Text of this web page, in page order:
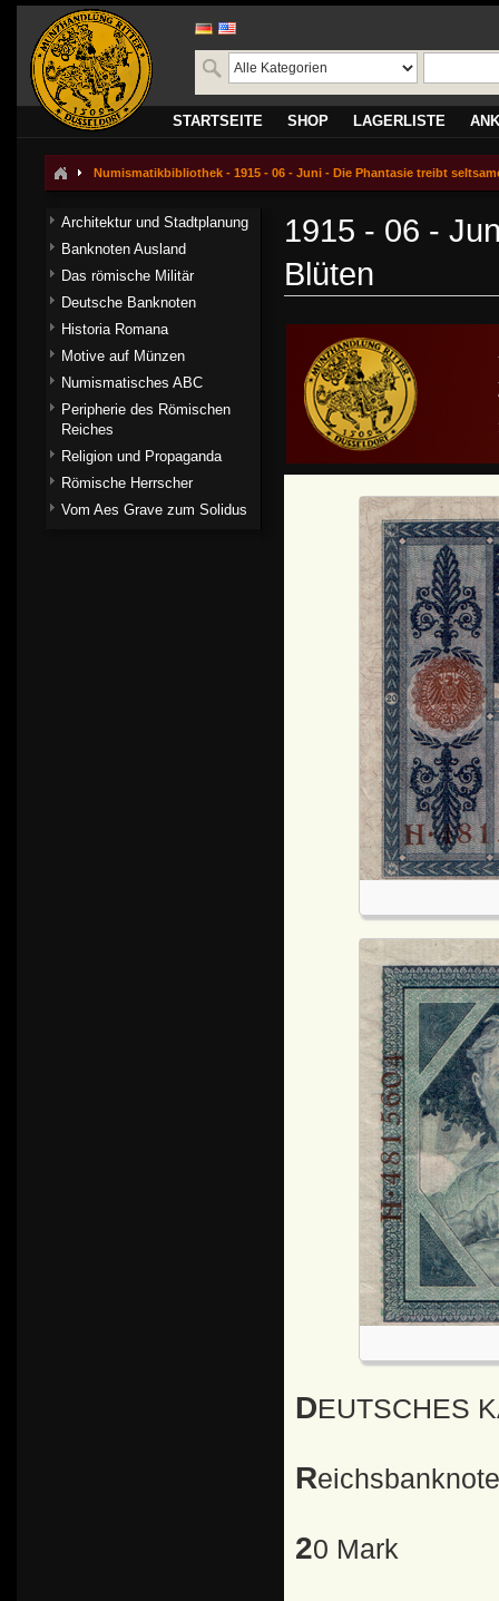
STARTSEITE SHOP LAGERLISTE
Numismatikbibliothek - 1915 - 06 - Juni - Die Phantasie treibt
1915 - 06 -
Blüten
DEUTSCHES
20 Mark
Architektur und Stadtplanung
Banknoten Ausland
Das römische Militär
Deutsche Banknoten
Historia Romana
Motive auf Münzen
Numismatisches ABC
Peripherie des Römischen
Reiches
Religion und Propaganda
Römische Herrscher
Vom Aes Grave zum Solidus